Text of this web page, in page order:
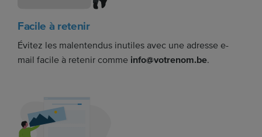
Facile à retenir
Évitez les malentendus inutiles avec une adresse e-
mail facile à retenir comme info@votrenom.be.